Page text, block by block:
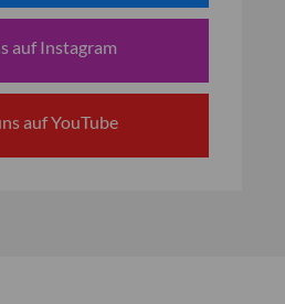
auf Instagram
auf YouTube